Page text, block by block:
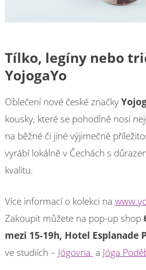
Tílko, legíny nebo
YojogaYo
Oblečení nové české značky
kousky, které se pohodlně nosí
na běžné či jiné výjimečné
vyrábí lokálně v Čechách s
kvalitu.
Více informací o kolekci na
Zakoupit můžete na pop-up shop
mezi 15-19h, Hotel Esplanade
ve studiích – Jógovna a Jóga